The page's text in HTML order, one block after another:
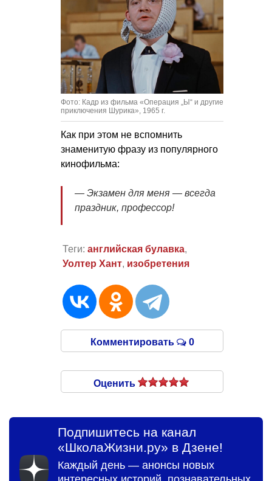
Фото: Кадр из фильма «Операция „Ы“ и другие
приключения Шурика», 1965 г.
Как при этом не вспомнить
знаменитую фразу из популярного
кинофильма:
— Экзамен для меня — всегда
праздник, профессор!
Теги: английская булавка,
Уолтер Хант, изобретения
Комментировать 0
Оценить
Подпишитесь на канал
«ШколаЖизни.ру» в Дзене!
Каждый день — анонсы новых